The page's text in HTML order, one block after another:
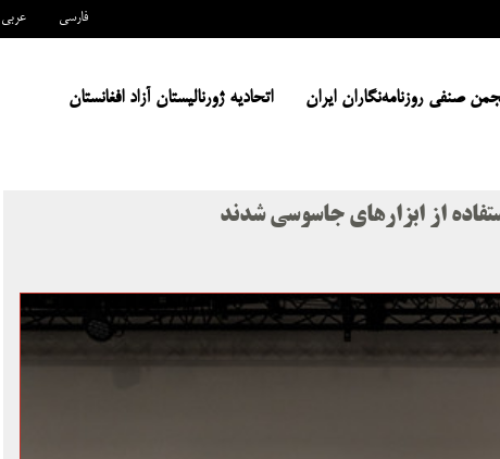
عربی فارسی
صنفی روزنامه‌نگاران ایران اتحادیه ژورنالیستان آزاد افغانستان
از ابزارهای جاسوسی شدند